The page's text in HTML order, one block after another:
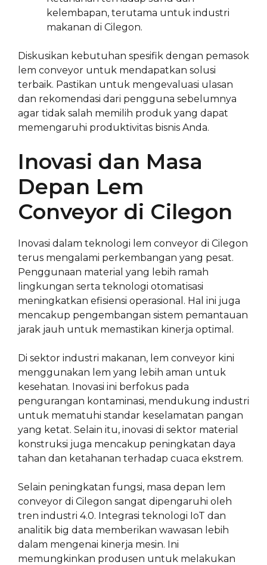
kelembapan, terutama untuk industri
makanan di Cilegon.
Diskusikan kebutuhan spesifik dengan pemasok
lem conveyor untuk mendapatkan solusi
terbaik. Pastikan untuk mengevaluasi ulasan
dan rekomendasi dari pengguna sebelumnya
agar tidak salah memilih produk yang dapat
memengaruhi produktivitas bisnis Anda.
Inovasi dan Masa
Depan Lem
Conveyor di Cilegon
Inovasi dalam teknologi lem conveyor di Cilegon
terus mengalami perkembangan yang pesat.
Penggunaan material yang lebih ramah
lingkungan serta teknologi otomatisasi
meningkatkan efisiensi operasional. Hal ini juga
mencakup pengembangan sistem pemantauan
jarak jauh untuk memastikan kinerja optimal.
Di sektor industri makanan, lem conveyor kini
menggunakan lem yang lebih aman untuk
kesehatan. Inovasi ini berfokus pada
pengurangan kontaminasi, mendukung industri
untuk mematuhi standar keselamatan pangan
yang ketat. Selain itu, inovasi di sektor material
konstruksi juga mencakup peningkatan daya
tahan dan ketahanan terhadap cuaca ekstrem.
Selain peningkatan fungsi, masa depan lem
conveyor di Cilegon sangat dipengaruhi oleh
tren industri 4.0. Integrasi teknologi IoT dan
analitik big data memberikan wawasan lebih
dalam mengenai kinerja mesin. Ini
memungkinkan produsen untuk melakukan